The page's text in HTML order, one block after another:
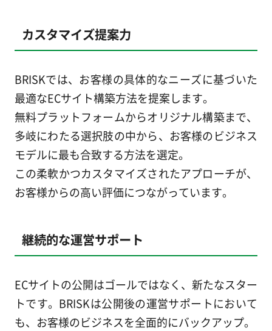
カスタマイズ提案力
BRISKでは、お客様の具体的なニーズに基づいた
最適なECサイト構築方法を提案します。
無料プラットフォームからオリジナル構築まで、
多岐にわたる選択肢の中から、お客様のビジネス
モデルに最も合致する方法を選定。
この柔軟かつカスタマイズされたアプローチが、
お客様からの高い評価につながっています。
継続的な運営サポート
ECサイトの公開はゴールではなく、新たなスター
トです。BRISKは公開後の運営サポートにおいて
も、お客様のビジネスを全面的にバックアップ。